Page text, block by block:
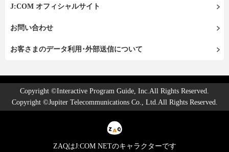
J:COM オフィシャルサイト
お問い合わせ
お客さまのデータ利用･外部送信について
Copyright ©Interactive Program Guide, Inc.All Rights Reserved.
Copyright ©Jupiter Telecommunications Co., Ltd.All Rights Reserved.
ZAQはJ:COM NETのキャラクターです